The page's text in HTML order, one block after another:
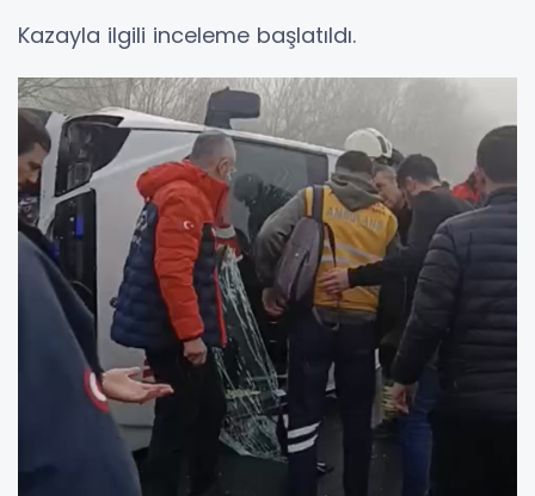
Kazayla ilgili inceleme başlatıldı.